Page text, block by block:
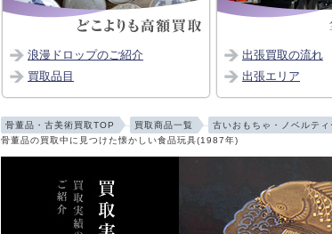
浪漫ドロップのご紹介
買取品目
出張買取の流れ
出張エリア
骨董品・古美術買取TOP 買取商品一覧 古いおもちゃ・ノベルティ
骨董品の買取中に見つけた懐かしい食品玩具(1987年)